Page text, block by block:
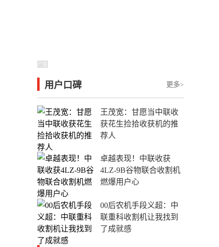
广告
用户口碑 更多>
王茂宽：甘愿当中联收
获花生捡拾收获机的推
荐人
卓越表现！中联收获
4LZ-9B谷物联合收割机
燃爆用户心
00后农机手段义超：中
联重科收割机让我找到
了成就感